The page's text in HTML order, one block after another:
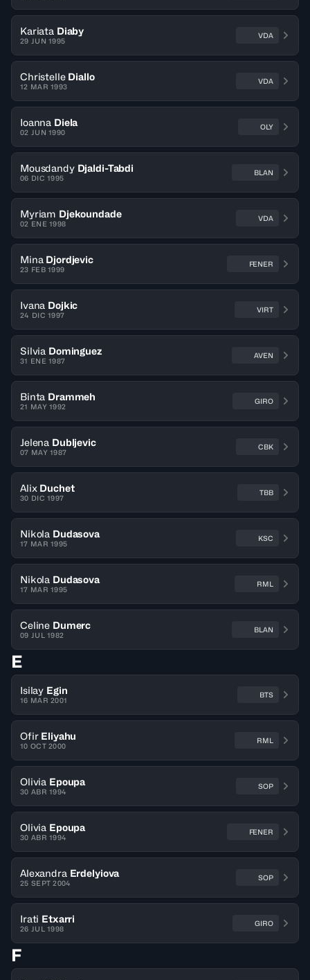
Kariata Diaby
29 JUN 1995
VDA
Christelle Diallo
12 MAR 1993
VDA
Ioanna Diela
02 JUN 1990
OLY
Mousdandy Djaldi-Tabdi
06 DIC 1995
BLAN
Myriam Djekoundade
02 ENE 1998
VDA
Mina Djordjevic
23 FEB 1999
FENER
Ivana Dojkic
24 DIC 1997
VIRT
Silvia Dominguez
31 ENE 1987
AVEN
Binta Drammeh
21 MAY 1992
GIRO
Jelena Dubljevic
07 MAY 1987
CBK
Alix Duchet
30 DIC 1997
TBB
Nikola Dudasova
17 MAR 1995
KSC
Nikola Dudasova
17 MAR 1995
RML
Celine Dumerc
09 JUL 1982
BLAN
E
Isilay Egin
16 MAR 2001
BTS
Ofir Eliyahu
10 OCT 2000
RML
Olivia Epoupa
30 ABR 1994
SOP
Olivia Epoupa
30 ABR 1994
FENER
Alexandra Erdelyiova
25 SEPT 2004
SOP
Irati Etxarri
26 JUL 1998
GIRO
F